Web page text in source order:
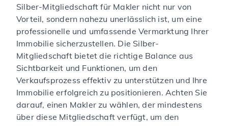
Silber-Mitgliedschaft für Makler nicht nur von
Vorteil, sondern nahezu unerlässlich ist, um eine
professionelle und umfassende Vermarktung Ihrer
Immobilie sicherzustellen. Die Silber-
Mitgliedschaft bietet die richtige Balance aus
Sichtbarkeit und Funktionen, um den
Verkaufsprozess effektiv zu unterstützen und Ihre
Immobilie erfolgreich zu positionieren. Achten Sie
darauf, einen Makler zu wählen, der mindestens
über diese Mitgliedschaft verfügt, um den